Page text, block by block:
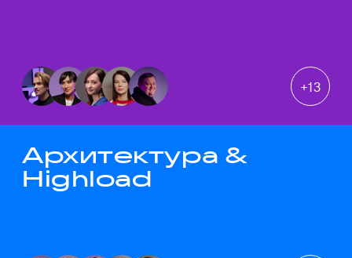
+13
Архитектура &
Highload